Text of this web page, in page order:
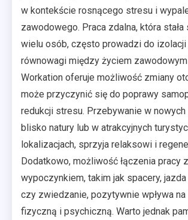
w kontekście rosnącego stresu i
zawodowego. Praca zdalna, która stała
wielu osób, często prowadzi do izolacji
równowagi między życiem
Workation oferuje możliwość zmiany
może przyczynić się do poprawy
redukcji stresu. Przebywanie w nowych
blisko natury lub w atrakcyjnych
lokalizacjach, sprzyja relaksowi i
Dodatkowo, możliwość łączenia pracy
wypoczynkiem, takim jak spacery,
czy zwiedzanie, pozytywnie wpływa na
fizyczną i psychiczną. Warto jednak